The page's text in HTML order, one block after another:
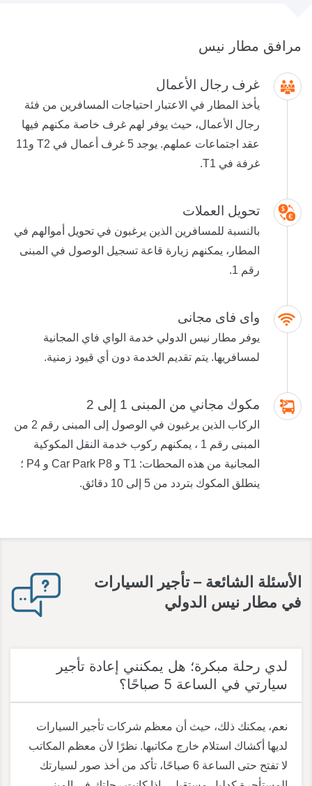
مرافق مطار نيس
غرف رجال الأعمال
يأخذ المطار في الاعتبار احتياجات المسافرين من فئة
رجال الأعمال، حيث يوفر لهم غرف خاصة مكنهم فيها
عقد اجتماعات عملهم. يوجد 5 غرف أعمال في T2 و11
غرفة في T1.
تحويل العملات
بالنسبة للمسافرين الذين يرغبون في تحويل أموالهم في
المطار، يمكنهم زيارة قاعة تسجيل الوصول في المبنى
رقم 1.
واى فاى مجانى
يوفر مطار نيس الدولي خدمة الواي فاي المجانية
لمسافريها. يتم تقديم الخدمة دون أي قيود زمنية.
مكوك مجاني من المبنى 1 إلى 2
الركاب الذين يرغبون في الوصول إلى المبنى رقم 2 من
المبنى رقم 1 ، يمكنهم ركوب خدمة النقل المكوكية
المجانية من هذه المحطات: T1 و Car Park P8 و P4 ؛
ينطلق المكوك بتردد من 5 إلى 10 دقائق.
الأسئلة الشائعة – تأجير السيارات
في مطار نيس الدولي
لدي رحلة مبكرة؛ هل يمكنني إعادة تأجير
سيارتي في الساعة 5 صباحًا؟
نعم، يمكنك ذلك، حيث أن معظم شركات تأجير السيارات
لديها أكشاك استلام خارج مكاتبها. نظرًا لأن معظم المكاتب
لا تفتح حتى الساعة 6 صباحًا، تأكد من أخذ صور لسيارتك